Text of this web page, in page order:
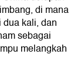
di mana
kali, dan
sebagai
melangkah